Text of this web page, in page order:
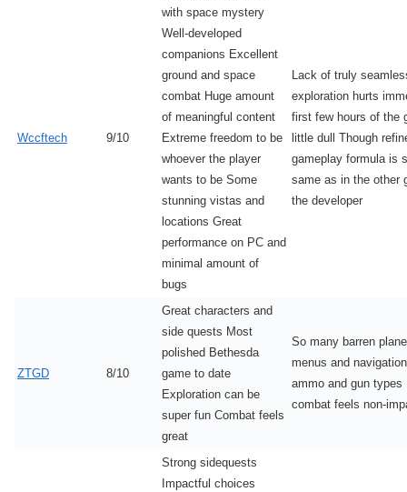
Wccftech 9/10
with space mystery
Well-developed
companions Excellent
ground and space
combat Huge amount
of meaningful content
Extreme freedom to be
whoever the player
wants to be Some
stunning vistas and
locations Great
performance on PC and
minimal amount of
bugs
Lack of truly
exploration hurts
first few hours of the
little dull Though
gameplay formula is
same as in the other
the developer
ZTGD 8/10
Great characters and
side quests Most
polished Bethesda
game to date
Exploration can be
super fun Combat feels
great
So many barren
menus and
ammo and gun types
combat feels non-
Strong sidequests
Impactful choices